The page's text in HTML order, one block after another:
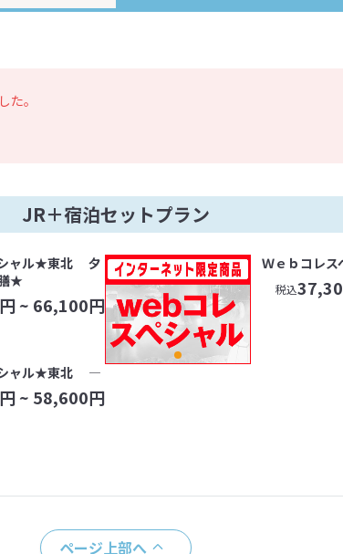
た。
JR＋宿泊セットプラン
シャル★東北 夕
★
円 ~ 66,100円
Ｗｅｂコレ
税込
シャル★東北 ―
円 ~ 58,600円
ページ上部へ